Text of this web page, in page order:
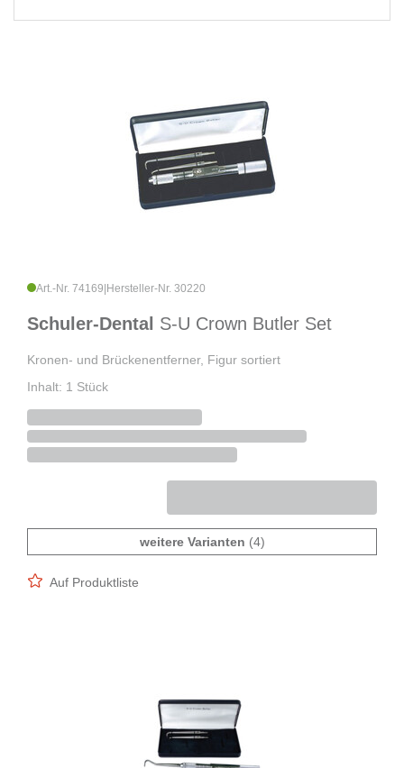
Art.-Nr. 74169 Hersteller-Nr. 30220
Schuler-Dental S-U Crown Butler Set
Kronen- und Brückenentferner, Figur sortiert
Inhalt: 1 Stück
weitere Varianten (4)
Auf Produktliste